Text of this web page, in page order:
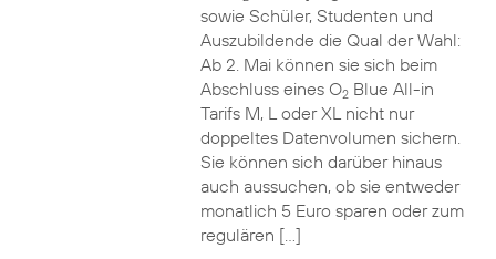
sowie Schüler, Studenten und
Auszubildende die Qual der Wahl:
Ab 2. Mai können sie sich beim
Abschluss eines O2Blue All-in
Tarifs M, L oder XL nicht nur
doppeltes Datenvolumen sichern.
Sie können sich darüber hinaus
auch aussuchen, ob sie entweder
monatlich 5 Euro sparen oder zum
regulären […]